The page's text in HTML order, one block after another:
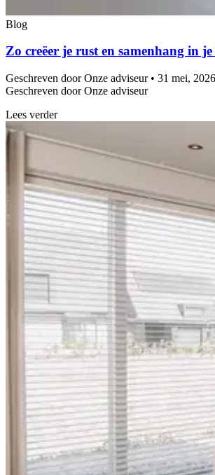
Blog
Zo creëer je rust en samenhang in
Geschreven door Onze adviseur • 31 mei, 2026
Geschreven door Onze adviseur
Lees verder